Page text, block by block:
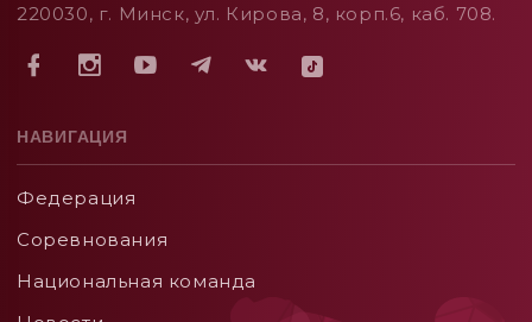
220030, г. Минск, ул. Кирова, 8, корп.6, каб. 708.
НАВИГАЦИЯ
Федерация
Соревнования
Национальная команда